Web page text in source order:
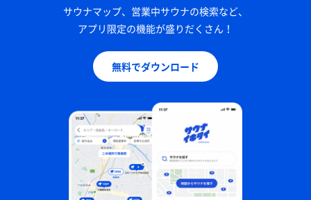
サウナマップ、営業中サウナの検索など、
アプリ限定の機能が盛りだくさん！
無料でダウンロード